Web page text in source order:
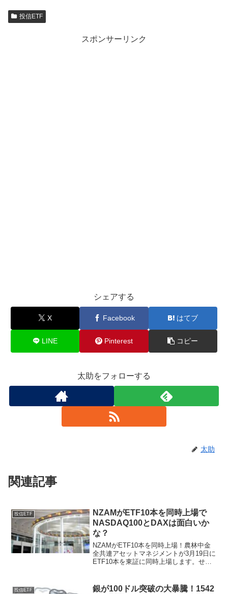
投信ETF
スポンサーリンク
シェアする
X Facebook はてブ
LINE Pinterest コピー
太助をフォローする
太助
関連記事
投信ETF
NZAMがETF10本を同時上場で
NASDAQ100とDAXは面白いか
な？
NZAMがETF10本を同時上場！農林中⾦
全共連アセットマネジメントが3月19日に
ETF10本を東証に同時上場します。せい
託報酬率530A NZAM 上場投信 東...
投信ETF
銀が100ドル突破の大暴騰！1542